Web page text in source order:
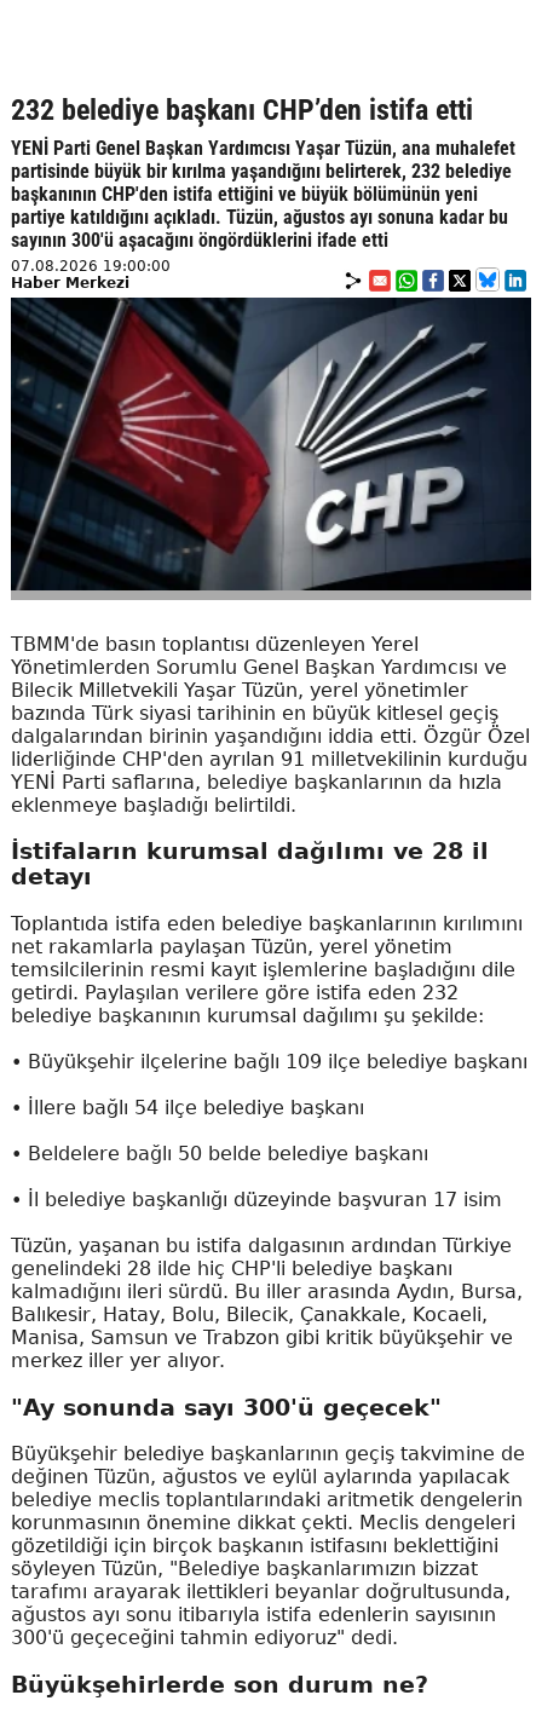
232 belediye başkanı CHP’den istifa etti
YENİ Parti Genel Başkan Yardımcısı Yaşar Tüzün, ana muhalefet
partisinde büyük bir kırılma yaşandığını belirterek, 232 belediye
başkanının CHP'den istifa ettiğini ve büyük bölümünün yeni
partiye katıldığını açıkladı. Tüzün, ağustos ayı sonuna kadar bu
sayının 300'ü aşacağını öngördüklerini ifade etti
07.08.2026 19:00:00
Haber Merkezi
TBMM'de basın toplantısı düzenleyen Yerel
Yönetimlerden Sorumlu Genel Başkan Yardımcısı ve
Bilecik Milletvekili Yaşar Tüzün, yerel yönetimler
bazında Türk siyasi tarihinin en büyük kitlesel geçiş
dalgalarından birinin yaşandığını iddia etti. Özgür Özel
liderliğinde CHP'den ayrılan 91 milletvekilinin kurduğu
YENİ Parti saflarına, belediye başkanlarının da hızla
eklenmeye başladığı belirtildi.
İstifaların kurumsal dağılımı ve 28 il
detayı
Toplantıda istifa eden belediye başkanlarının kırılımını
net rakamlarla paylaşan Tüzün, yerel yönetim
temsilcilerinin resmi kayıt işlemlerine başladığını dile
getirdi. Paylaşılan verilere göre istifa eden 232
belediye başkanının kurumsal dağılımı şu şekilde:
• Büyükşehir ilçelerine bağlı 109 ilçe belediye başkanı
• İllere bağlı 54 ilçe belediye başkanı
• Beldelere bağlı 50 belde belediye başkanı
• İl belediye başkanlığı düzeyinde başvuran 17 isim
Tüzün, yaşanan bu istifa dalgasının ardından Türkiye
genelindeki 28 ilde hiç CHP'li belediye başkanı
kalmadığını ileri sürdü. Bu iller arasında Aydın, Bursa,
Balıkesir, Hatay, Bolu, Bilecik, Çanakkale, Kocaeli,
Manisa, Samsun ve Trabzon gibi kritik büyükşehir ve
merkez iller yer alıyor.
"Ay sonunda sayı 300'ü geçecek"
Büyükşehir belediye başkanlarının geçiş takvimine de
değinen Tüzün, ağustos ve eylül aylarında yapılacak
belediye meclis toplantılarındaki aritmetik dengelerin
korunmasının önemine dikkat çekti. Meclis dengeleri
gözetildiği için birçok başkanın istifasını beklettiğini
söyleyen Tüzün, "Belediye başkanlarımızın bizzat
tarafımı arayarak ilettikleri beyanlar doğrultusunda,
ağustos ayı sonu itibarıyla istifa edenlerin sayısının
300'ü geçeceğini tahmin ediyoruz" dedi.
Büyükşehirlerde son durum ne?